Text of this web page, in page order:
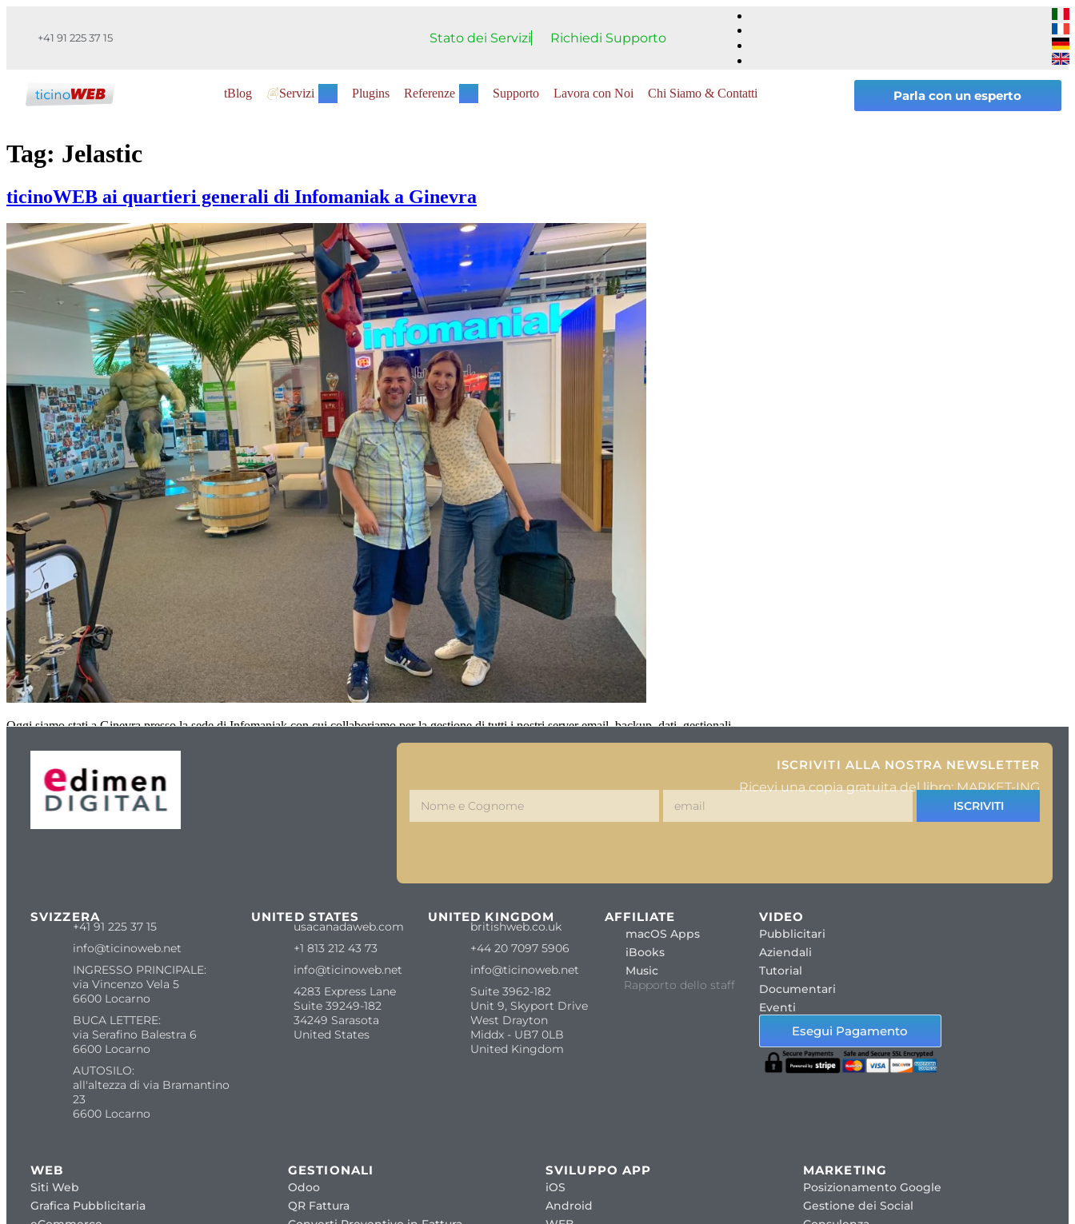
+41 91 225 37 15 Stato dei Servizi Richiedi Supporto
tBlog Servizi Plugins Referenze Supporto Lavora con Noi Chi Siamo & Contatti Parla con un esperto
Tag: Jelastic
ticinoWEB ai quartieri generali di Infomaniak a Ginevra
Oggi siamo stati a Ginevra presso la sede di Infomaniak con cui collaboriamo per la gestione di tutti i nostri server email, backup, dati, gestionali,
ISCRIVITI ALLA NOSTRA NEWSLETTER
Ricevi una copia gratuita del libro: MARKET-ING
ISCRIVITI
SVIZZERA
+41 91 225 37 15
info@ticinoweb.net
INGRESSO PRINCIPALE:
via Vincenzo Vela 5
6600 Locarno
BUCA LETTERE:
via Serafino Balestra 6
6600 Locarno
AUTOSILO:
all'altezza di via Bramantino
23
6600 Locarno
UNITED STATES
usacanadaweb.com
+1 813 212 43 73
info@ticinoweb.net
4283 Express Lane
Suite 39249-182
34249 Sarasota
United States
UNITED KINGDOM
britishweb.co.uk
+44 20 7097 5906
info@ticinoweb.net
Suite 3962-182
Unit 9, Skyport Drive
West Drayton
Middx - UB7 0LB
United Kingdom
AFFILIATE
macOS Apps
iBooks
Music
Rapporto dello staff
VIDEO
Pubblicitari
Aziendali
Tutorial
Documentari
Eventi
Esegui Pagamento
WEB
Siti Web
Grafica Pubblicitaria
GESTIONALI
Odoo
QR Fattura
SVILUPPO APP
iOS
Android
MARKETING
Posizionamento Google
Gestione dei Social